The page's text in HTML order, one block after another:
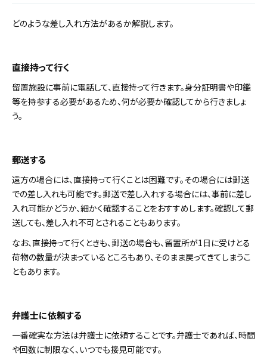
どのような差し入れ方法があるか解説します。
直接持って行く
留置施設に事前に電話して、直接持って行きます。身分証明書や印鑑
等を持参する必要があるため、何が必要か確認してから行きましょ
う。
郵送する
遠方の場合には、直接持って行くことは困難です。その場合には郵送
での差し入れも可能です。郵送で差し入れする場合には、事前に差し
入れ可能かどうか、細かく確認することをおすすめします。確認して郵
送しても、差し入れ不可とされることもあります。
なお、直接持って行くときも、郵送の場合も、留置所が1日に受けとる
荷物の数量が決まっているところもあり、そのまま戻ってきてしまうこ
ともあります。
弁護士に依頼する
一番確実な方法は弁護士に依頼することです。弁護士であれば、時間
や回数に制限なく、いつでも接見可能です。